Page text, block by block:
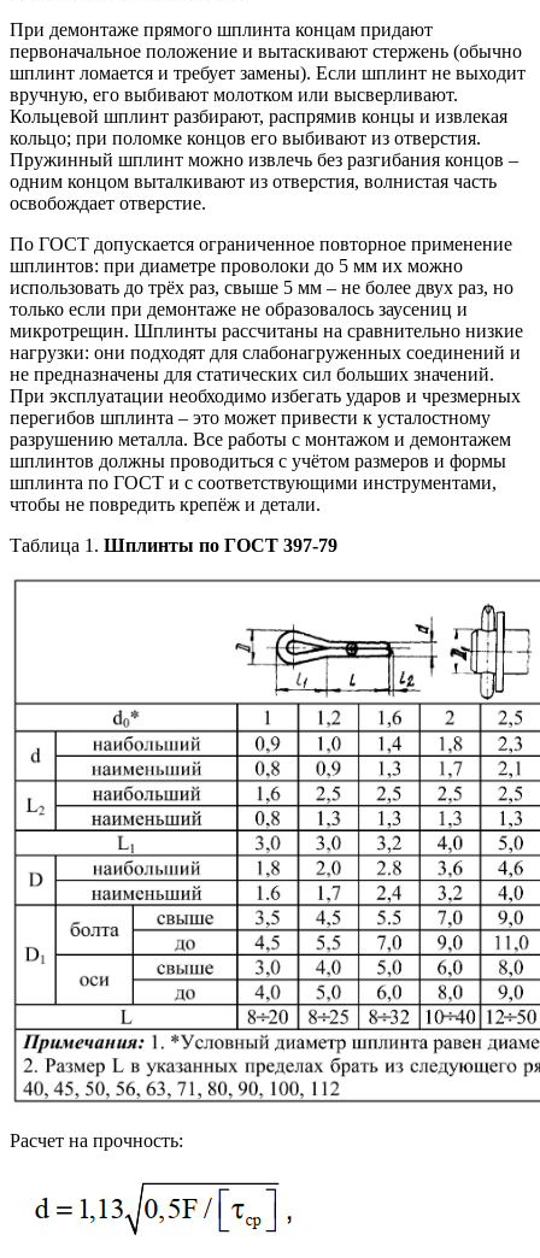
При демонтаже прямого шплинта концам придают
первоначальное положение и вытаскивают стержень (обычно
шплинт ломается и требует замены). Если шплинт не выходит
вручную, его выбивают молотком или высверливают.
Кольцевой шплинт разбирают, распрямив концы и извлекая
кольцо; при поломке концов его выбивают из отверстия.
Пружинный шплинт можно извлечь без разгибания концов –
одним концом выталкивают из отверстия, волнистая часть
освобождает отверстие.
По ГОСТ допускается ограниченное повторное применение
шплинтов: при диаметре проволоки до 5 мм их можно
использовать до трёх раз, свыше 5 мм – не более двух раз, но
только если при демонтаже не образовалось заусениц и
микротрещин. Шплинты рассчитаны на сравнительно низкие
нагрузки: они подходят для слабонагруженных соединений и
не предназначены для статических сил больших значений.
При эксплуатации необходимо избегать ударов и чрезмерных
перегибов шплинта – это может привести к усталостному
разрушению металла. Все работы с монтажом и демонтажем
шплинтов должны проводиться с учётом размеров и формы
шплинта по ГОСТ и с соответствующими инструментами,
чтобы не повредить крепёж и детали.
Таблица 1. Шплинты по ГОСТ 397-79
Расчет на прочность: